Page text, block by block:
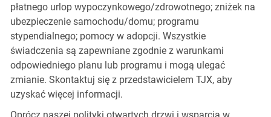
płatnego urlop wypoczynkowego/zdrowotnego; zniżek na
ubezpieczenie samochodu/domu; programu
stypendialnego; pomocy w adopcji. Wszystkie
świadczenia są zapewniane zgodnie z warunkami
odpowiedniego planu lub programu i mogą ulegać
zmianie. Skontaktuj się z przedstawicielem TJX, aby
uzyskać więcej informacji.
Oprócz naszej polityki otwartych drzwi i wsparcia w